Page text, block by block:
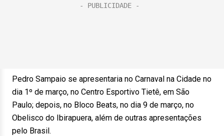
Pedro Sampaio se apresentaria no Carnaval na Cidade no
dia 1º de março, no Centro Esportivo Tietê, em São
Paulo; depois, no Bloco Beats, no dia 9 de março, no
Obelisco do Ibirapuera, além de outras apresentações
pelo Brasil.